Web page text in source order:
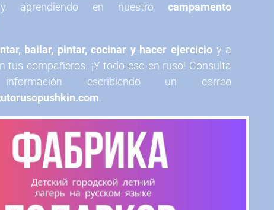
y aprendiendo en nuestro campamento
bailar, pintar, cocinar y hacer ejercicio y a
tus compañeros. ¡Y todo eso en ruso! Consulta
escribiendo un correo